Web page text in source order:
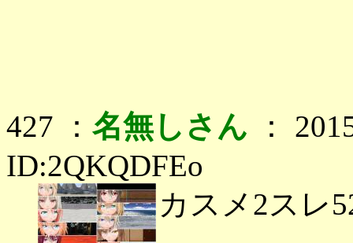
427 ： 名無しさん ：
ID:2QKQDFEo
カスメ2スレ